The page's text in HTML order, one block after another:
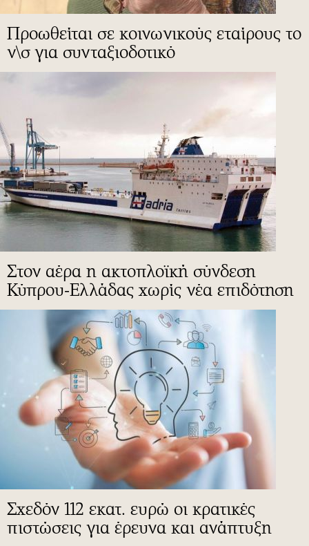
Προωθείται σε κοινωνικούς εταίρους το
ν\σ για συνταξιοδοτικό
Στον αέρα η ακτοπλοϊκή σύνδεση
Κύπρου-Ελλάδας χωρίς νέα επιδότηση
Σχεδόν 112 εκατ. ευρώ οι κρατικές
πιστώσεις για έρευνα και ανάπτυξη